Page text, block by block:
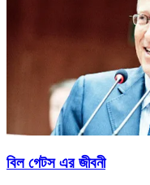
বিল গেটস এর জীবনী